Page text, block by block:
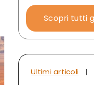
Scopri tutti
Ultimi articoli |